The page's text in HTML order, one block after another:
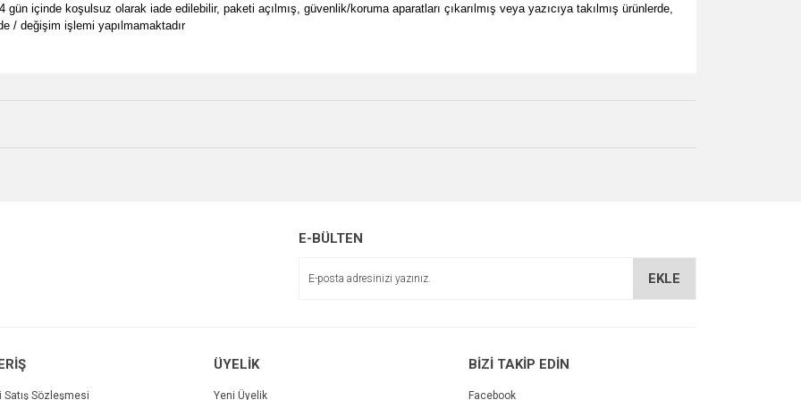
içinde koşulsuz olarak iade edilebilir, paketi açılmış, güvenlik/koruma aparatları çıkarılmış veya yazıcıya takılmış ürünlerde,
/ değişim işlemi yapılmamaktadır
Gönder
E-BÜLTEN
EKLE
Satış Sözleşmesi
ÜYELİK
Yeni Üyelik
BİZİ TAKİP EDİN
Facebook